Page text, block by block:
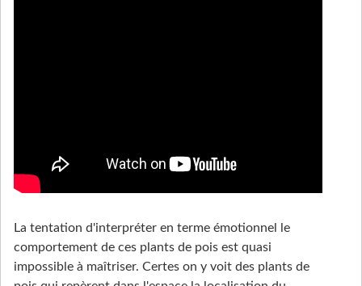
La tentation d'interpréter en terme émotionnel le
comportement de ces plants de pois est quasi
impossible à maîtriser. Certes on y voit des plants de